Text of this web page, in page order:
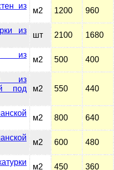
из
м2 1200 960
из
шт 2100 1680
из
м2 500 400
из
под
м2 550 440
м2 800 640
м2 600 480
м2 450 360